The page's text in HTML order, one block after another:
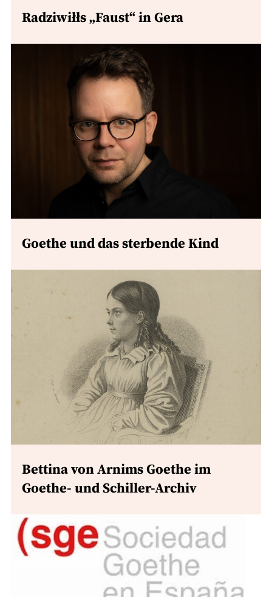
Radziwiłłs „Faust“ in Gera
Goethe und das sterbende Kind
Bettina von Arnims Goethe im
Goethe- und Schiller-Archiv